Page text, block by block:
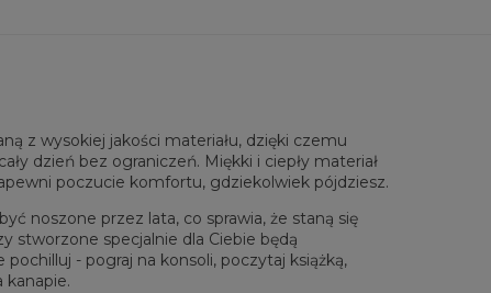
na płasko
XL
całkowita
65 67 69 71 73 75
klatki piersiowej
48 51 54
rękawów
61 62 63 64 65
z wysokiej jakości materiału, dzięki czemu
dzień bez ograniczeń. Miękki i ciepły materiał
poczucie komfortu, gdziekolwiek pójdziesz.
noszone przez lata, co sprawia, że staną się
stworzone specjalnie dla Ciebie będą
- pograj na konsoli, poczytaj książką,